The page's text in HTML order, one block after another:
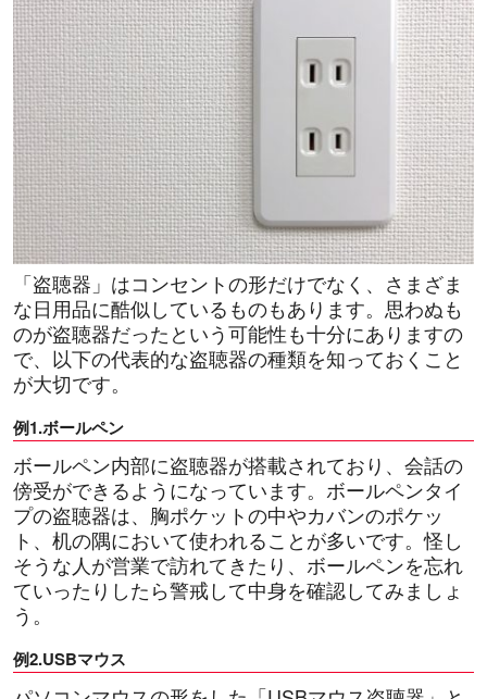
「盗聴器」はコンセントの形だけでなく、さまざま
な日用品に酷似しているものもあります。思わぬも
のが盗聴器だったという可能性も十分にありますの
で、以下の代表的な盗聴器の種類を知っておくこと
が大切です。
例1.ボールペン
ボールペン内部に盗聴器が搭載されており、会話の
傍受ができるようになっています。ボールペンタイ
プの盗聴器は、胸ポケットの中やカバンのポケッ
ト、机の隅において使われることが多いです。怪し
そうな人が営業で訪れてきたり、ボールペンを忘れ
ていったりしたら警戒して中身を確認してみましょ
う。
例2.USBマウス